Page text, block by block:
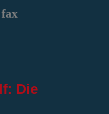
Die